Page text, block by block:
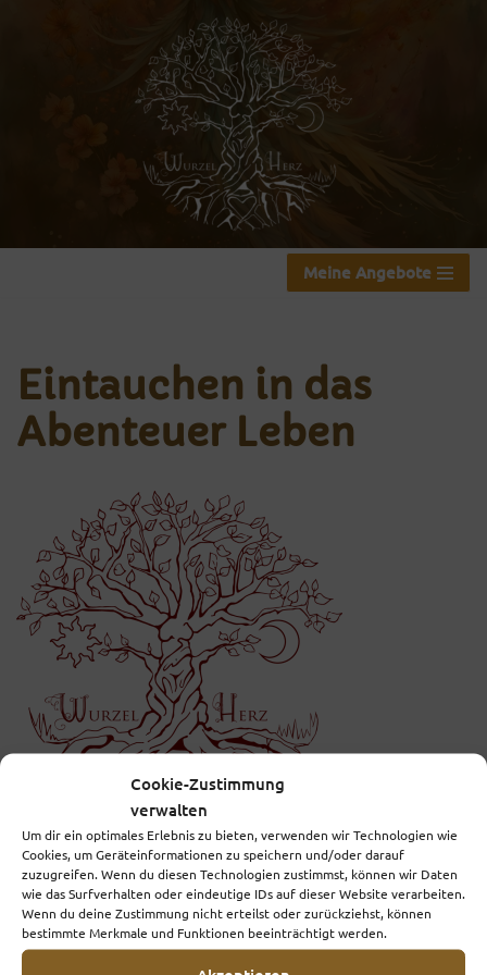
Cookie-Zustimmung
verwalten
Um dir ein optimales Erlebnis zu bieten, verwenden wir Technologien wie
Cookies, um Geräteinformationen zu speichern und/oder darauf
zuzugreifen. Wenn du diesen Technologien zustimmst, können wir Daten
wie das Surfverhalten oder eindeutige IDs auf dieser Website verarbeiten.
Wenn du deine Zustimmung nicht erteilst oder zurückziehst, können
bestimmte Merkmale und Funktionen beeinträchtigt werden.
Meine Angebote
Eintauchen in das
Abenteuer Leben
Ich begleite dich auf deinem Weg zu dir.
Schreibe einen Kommentar